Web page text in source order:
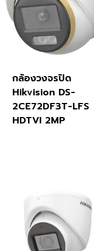
กล้องวงจรปิด
Hikvision DS-
2CE72DF3T-LFS
HDTVI 2MP